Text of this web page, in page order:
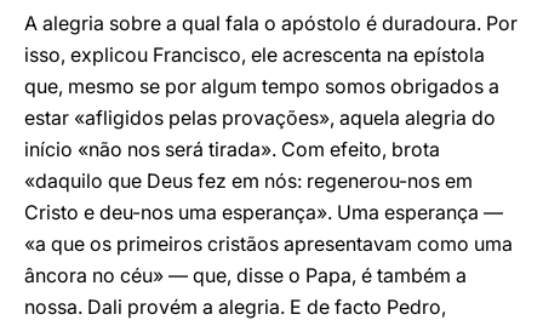
A alegria sobre a qual fala o apóstolo é duradoura. Por
isso, explicou Francisco, ele acrescenta na epístola
que, mesmo se por algum tempo somos obrigados a
estar «afligidos pelas provações», aquela alegria do
início «não nos será tirada». Com efeito, brota
«daquilo que Deus fez em nós: regenerou-nos em
Cristo e deu-nos uma esperança». Uma esperança —
«a que os primeiros cristãos apresentavam como uma
âncora no céu» — que, disse o Papa, é também a
nossa. Dali provém a alegria. E de facto Pedro,